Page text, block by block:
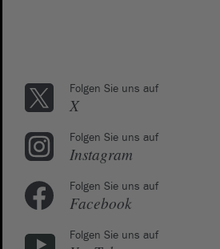
Folgen Sie uns auf
X
Folgen Sie uns auf
Instagram
Folgen Sie uns auf
Facebook
Folgen Sie uns auf